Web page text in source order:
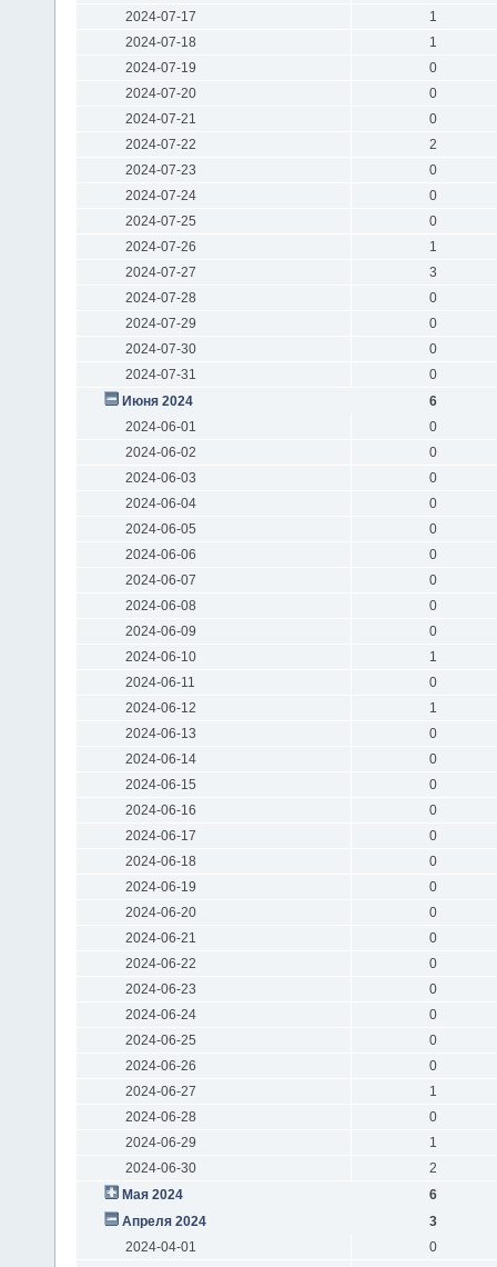
2024-07-17
1
2024-07-18
1
2024-07-19
0
2024-07-20
0
2024-07-21
0
2024-07-22
2
2024-07-23
0
2024-07-24
0
2024-07-25
0
2024-07-26
1
2024-07-27
3
2024-07-28
0
2024-07-29
0
2024-07-30
0
2024-07-31
0
Июня 2024
6
2024-06-01
0
2024-06-02
0
2024-06-03
0
2024-06-04
0
2024-06-05
0
2024-06-06
0
2024-06-07
0
2024-06-08
0
2024-06-09
0
2024-06-10
1
2024-06-11
0
2024-06-12
1
2024-06-13
0
2024-06-14
0
2024-06-15
0
2024-06-16
0
2024-06-17
0
2024-06-18
0
2024-06-19
0
2024-06-20
0
2024-06-21
0
2024-06-22
0
2024-06-23
0
2024-06-24
0
2024-06-25
0
2024-06-26
0
2024-06-27
1
2024-06-28
0
2024-06-29
1
2024-06-30
2
Мая 2024
6
Апреля 2024
3
2024-04-01
0